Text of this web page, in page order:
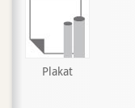
Plakat